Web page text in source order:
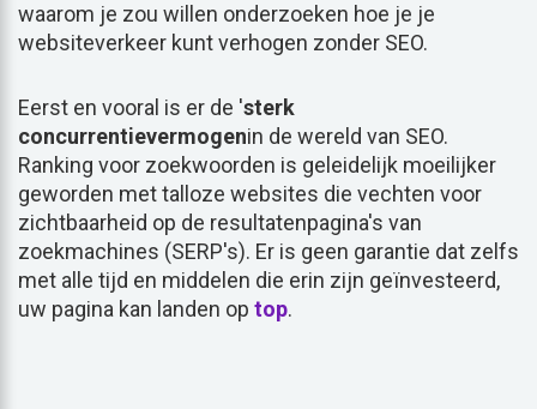
waarom je zou willen onderzoeken hoe je je
websiteverkeer kunt verhogen zonder SEO.
Eerst en vooral is er de 'sterk
concurrentievermogenin de wereld van SEO.
Ranking voor zoekwoorden is geleidelijk moeilijker
geworden met talloze websites die vechten voor
zichtbaarheid op de resultatenpagina's van
zoekmachines (SERP's). Er is geen garantie dat zelfs
met alle tijd en middelen die erin zijn geïnvesteerd,
uw pagina kan landen op top.